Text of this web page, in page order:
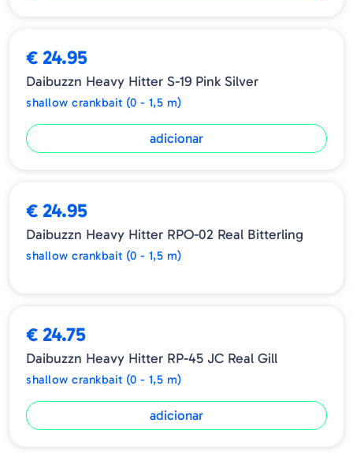
que esconde energia explosiva na medida em
que a capacidade total é demonstrada.
€ 24.95
Daibuzzn Heavy Hitter S-19 Pink Silver
shallow crankbait (0 - 1,5 m)
adicionar
€ 24.95
Daibuzzn Heavy Hitter RPO-02 Real Bitterling
shallow crankbait (0 - 1,5 m)
€ 24.75
Daibuzzn Heavy Hitter RP-45 JC Real Gill
shallow crankbait (0 - 1,5 m)
adicionar